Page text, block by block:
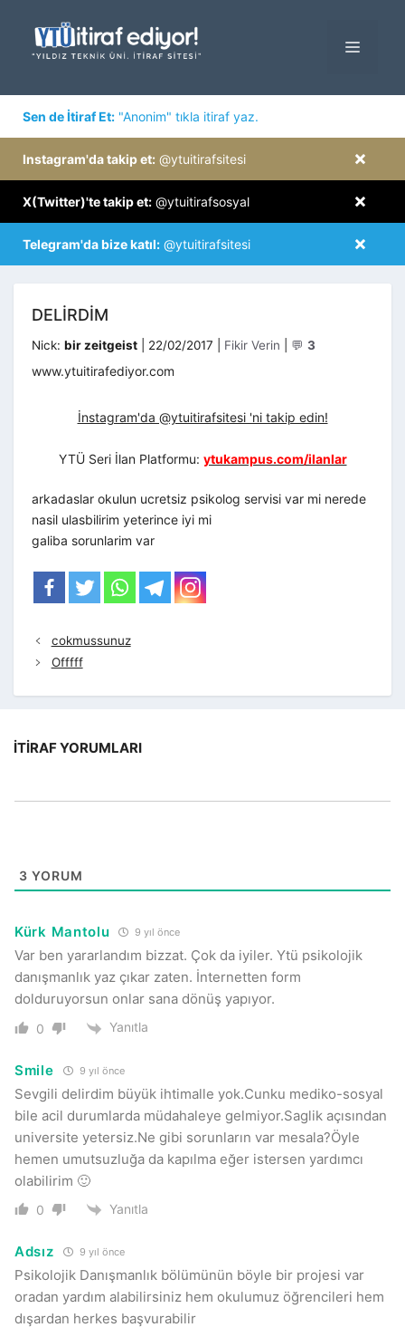
MENÜ
Sen de İtiraf Et: "Anonim" tıkla itiraf yaz.
×
Instagram'da takip et: @ytuitirafsitesi
×
X(Twitter)'te takip et: @ytuitirafsosyal
×
Telegram'da bize katıl: @ytuitirafsitesi
DELIRDIM
Nick: bir zeitgeist 22/02/2017 Kategoriler
Fikir Verin 💬 3
www.ytuitirafediyor.com
İnstagram'da @ytuitirafsitesi 'ni takip edin!
YTÜ Seri İlan Platformu: ytukampus.com/ilanlar
arkadaslar okulun ucretsiz psikolog servisi var mi nerede
nasil ulasbilirim yeterince iyi mi
galiba sorunlarim var
cokmussunuz
Offfff
İTIRAF YORUMLARI
3 YORUM
Kürk Mantolu 9 yıl önce
Var ben yararlandım bizzat. Çok da iyiler. Ytü psikolojik
danışmanlık yaz çıkar zaten. İnternetten form
dolduruyorsun onlar sana dönüş yapıyor.
0 Yanıtla
Smile 9 yıl önce
Sevgili delirdim büyük ihtimalle yok.Cunku mediko-sosyal
bile acil durumlarda müdahaleye gelmiyor.Saglik açısından
universite yetersiz.Ne gibi sorunların var mesala?Öyle
hemen umutsuzluğa da kapılma eğer istersen yardımcı
olabilirim 🙂
0 Yanıtla
Adsız 9 yıl önce
Psikolojik Danışmanlık bölümünün böyle bir projesi var
oradan yardım alabilirsiniz hem okulumuz öğrencileri hem
dışardan herkes başvurabilir